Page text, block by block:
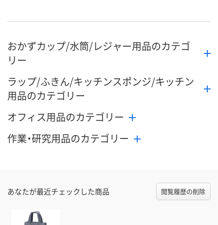
おかずカップ/水筒/レジャー用品のカテゴ
リー
ラップ/ふきん/キッチンスポンジ/キッチン
用品のカテゴリー
オフィス用品のカテゴリー
作業・研究用品のカテゴリー
あなたが最近チェックした商品 閲覧履歴の削除